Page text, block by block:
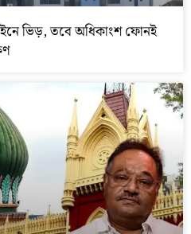
ভিড়, তবে অধিকাংশ ফোনই